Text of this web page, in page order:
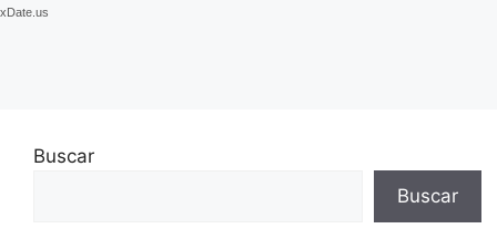
xDate.us
Buscar
Buscar